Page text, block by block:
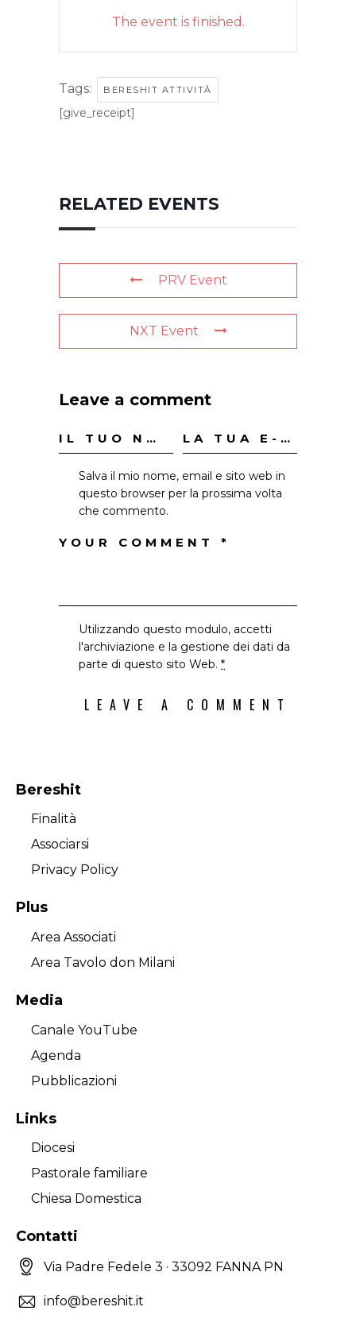
The event is finished.
Tags: BERESHIT ATTIVITÀ
[give_receipt]
RELATED EVENTS
PRV Event
NXT Event
Leave a comment
Salva il mio nome, email e sito web in
questo browser per la prossima volta
che commento.
Utilizzando questo modulo, accetti
l'archiviazione e la gestione dei dati da
parte di questo sito Web.*
Bereshit
Finalità
Associarsi
Privacy Policy
Plus
Area Associati
Area Tavolo don Milani
Media
Canale YouTube
Agenda
Pubblicazioni
Links
Diocesi
Pastorale familiare
Chiesa Domestica
Contatti
Via Padre Fedele 3 · 33092 FANNA PN
info@bereshit.it